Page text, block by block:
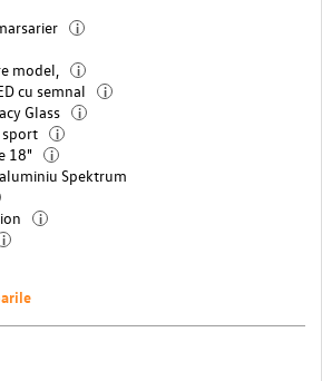
i
model, i
cu semnal i
Glass i
sport i
18" i
Spektrum
i
i